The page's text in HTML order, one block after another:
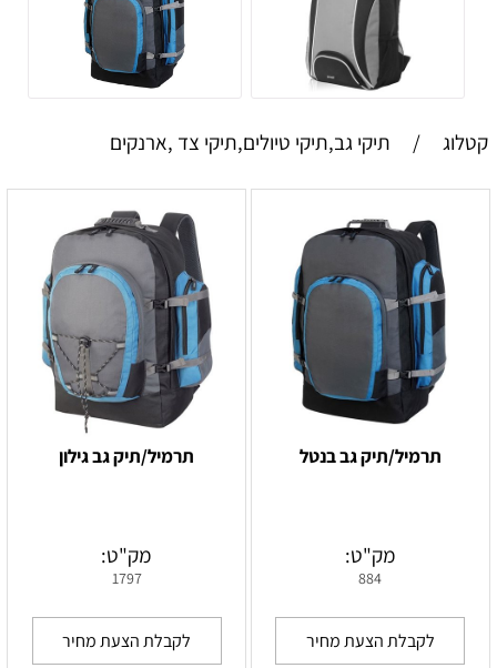
קטלוג / תיקי גב,תיקי טיולים,תיקי צד ,ארנקים
תרמיל/תיק גב בנטל
מק"ט:
884
לקבלת הצעת מחיר
תרמיל/תיק גב גילון
מק"ט:
1797
לקבלת הצעת מחיר